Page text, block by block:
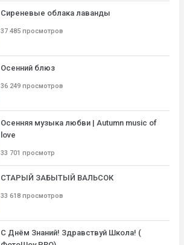
Сиреневые облака лаванды
37 485 просмотров
Осенний блюз
36 249 просмотров
Осенняя музыка любви | Autumn music of
love
33 701 просмотр
СТАРЫЙ ЗАБЫТЫЙ ВАЛЬСОК
33 618 просмотров
С Днём Знаний! Здравствуй Школа! (